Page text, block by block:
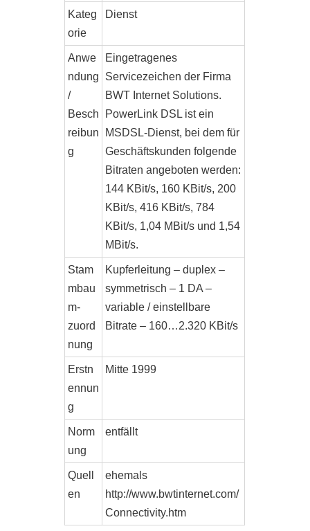
Kateg
orie
Dienst
Anwe
ndung
/
Besch
reibun
g
Eingetragenes
Servicezeichen der Firma
BWT Internet Solutions.
PowerLink DSL ist ein
MSDSL-Dienst, bei dem für
Geschäftskunden folgende
Bitraten angeboten werden:
144 KBit/s, 160 KBit/s, 200
KBit/s, 416 KBit/s, 784
KBit/s, 1,04 MBit/s und 1,54
MBit/s.
Stam
mbau
m-
zuord
nung
Kupferleitung – duplex –
symmetrisch – 1 DA –
variable / einstellbare
Bitrate – 160…2.320 KBit/s
Erstn
ennun
g
Mitte 1999
Norm
ung
entfällt
Quell
en
ehemals
http://www.bwtinternet.com/
Connectivity.htm